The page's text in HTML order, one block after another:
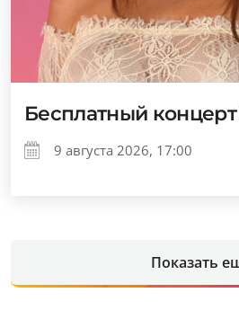
Бесплатный
9 августа 2026, 17:00
Показать